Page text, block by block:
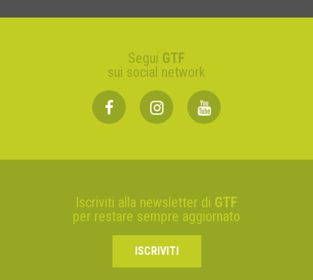
Segui GTF
sui social network
Iscriviti alla newsletter di GTF
per restare sempre aggiornato
ISCRIVITI